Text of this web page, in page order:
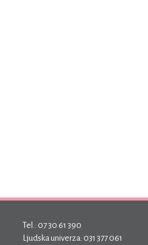
Tel.: 07 30 61 390
Ljudska univerza: 031 377 061